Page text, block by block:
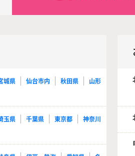
城県 仙台市内 秋田県 山形
玉県 千葉県 東京都 神奈川